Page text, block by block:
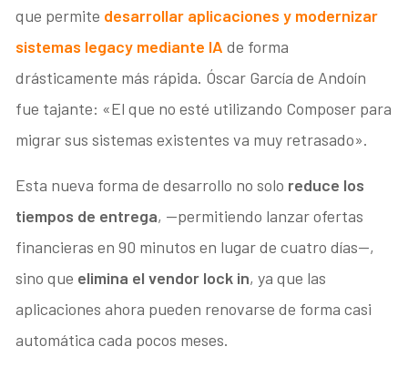
que permite desarrollar aplicaciones y modernizar
sistemas legacy mediante IA de forma
drásticamente más rápida. Óscar García de Andoín
fue tajante: «El que no esté utilizando Composer para
migrar sus sistemas existentes va muy retrasado».
Esta nueva forma de desarrollo no solo reduce los
tiempos de entrega, —permitiendo lanzar ofertas
financieras en 90 minutos en lugar de cuatro días—,
sino que elimina el vendor lock in, ya que las
aplicaciones ahora pueden renovarse de forma casi
automática cada pocos meses.